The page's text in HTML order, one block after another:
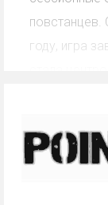
повстанцев.
году, игра
предлагает
игровые